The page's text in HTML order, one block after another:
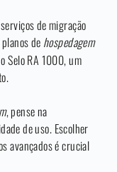
de migração
de hospedagem
Selo RA 1000, um
, pense na
de uso. Escolher
avançados é crucial